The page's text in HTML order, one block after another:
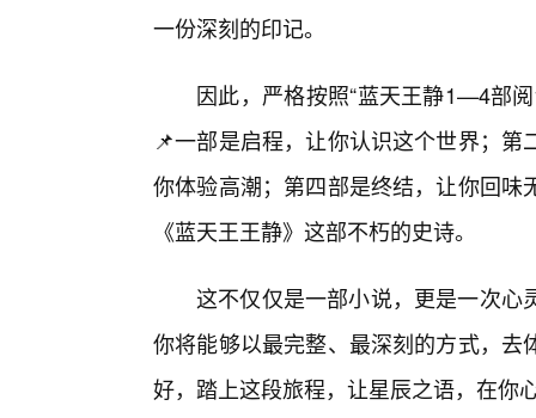
一份深刻的印记。
因此，严格按照“蓝天王静1—4部
📌一部是启程，让你认识这个世界；
你体验高潮；第四部是终结，让你回
《蓝天王王静》这部不朽的史诗。
这不仅仅是一部小说，更是一次心
你将能够以最完整、最深刻的方式，
好，踏上这段旅程，让星辰之语，在你